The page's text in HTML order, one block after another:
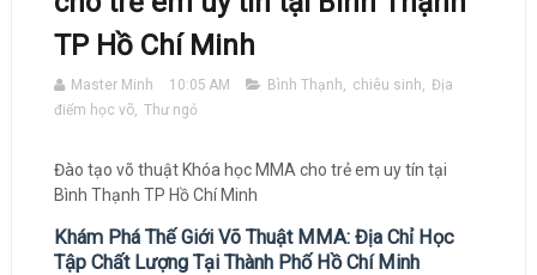
TP Hồ Chí Minh
Master Minh 10:05 AM Bình Thạnh, chiêu sinh, Địa
điểm học võ, Thư ngỏ
Đào tạo võ thuật Khóa học MMA cho trẻ em uy tín tại
Bình Thạnh TP Hồ Chí Minh
Khám Phá Thế Giới Võ Thuật MMA: Địa Chỉ Học
Tập Chất Lượng Tại Thành Phố Hồ Chí Minh